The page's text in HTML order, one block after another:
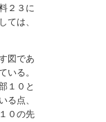
２３に
ては、
図であ
いる。
１０と
る点、
０の先